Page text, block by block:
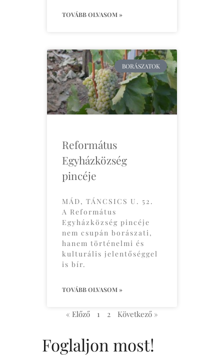
TOVÁBB OLVASOM »
BORÁSZATOK
Református
Egyházközség
pincéje
MÁD, TÁNCSICS U. 52.
A Református
Egyházközség pincéje
nem csupán borászati,
hanem történelmi és
kulturális jelentőséggel
is bír.
TOVÁBB OLVASOM »
« Előző 1 2 Következő »
Foglaljon most!